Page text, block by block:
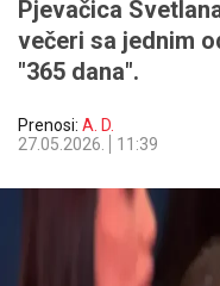
Pjevačica
večeri sa jednim
"365 dana".
Prenosi: A. D.
27.05.2026.
11:39